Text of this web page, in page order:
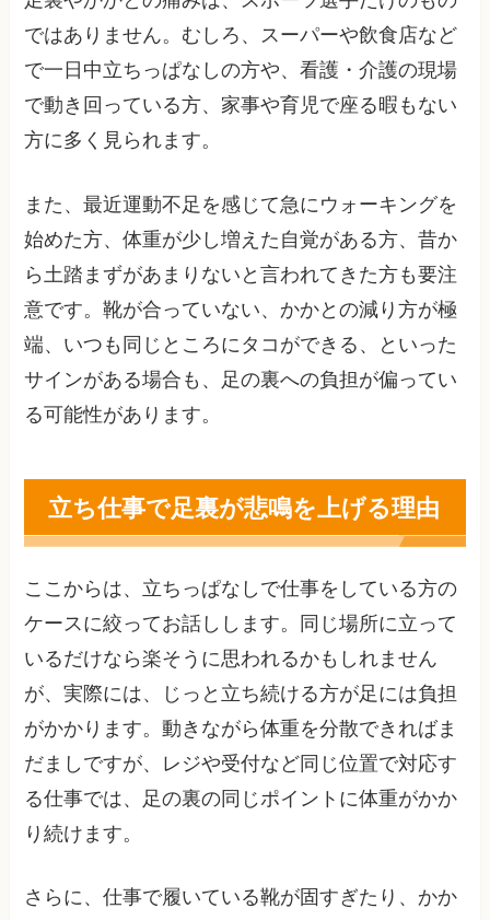
ではありません。むしろ、スーパーや飲食店など
で一日中立ちっぱなしの方や、看護・介護の現場
で動き回っている方、家事や育児で座る暇もない
方に多く見られます。
また、最近運動不足を感じて急にウォーキングを
始めた方、体重が少し増えた自覚がある方、昔か
ら土踏まずがあまりないと言われてきた方も要注
意です。靴が合っていない、かかとの減り方が極
端、いつも同じところにタコができる、といった
サインがある場合も、足の裏への負担が偏ってい
る可能性があります。
立ち仕事で足裏が悲鳴を上げる理由
ここからは、立ちっぱなしで仕事をしている方の
ケースに絞ってお話しします。同じ場所に立って
いるだけなら楽そうに思われるかもしれません
が、実際には、じっと立ち続ける方が足には負担
がかかります。動きながら体重を分散できればま
だましですが、レジや受付など同じ位置で対応す
る仕事では、足の裏の同じポイントに体重がかか
り続けます。
さらに、仕事で履いている靴が固すぎたり、かか